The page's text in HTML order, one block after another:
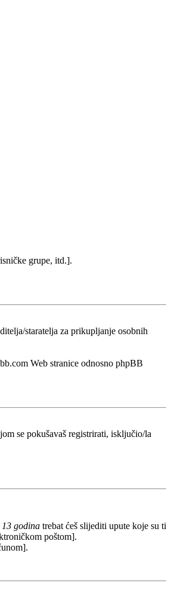
grupe, itd.].
staratelja za prikupljanje osobnih
Web stranice odnosno phpBB
se pokušavaš registrirati, isključio/la
13 godina trebat ćeš slijediti upute koje su ti
poštom].